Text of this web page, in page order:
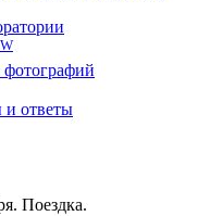
ответы
Поездка.